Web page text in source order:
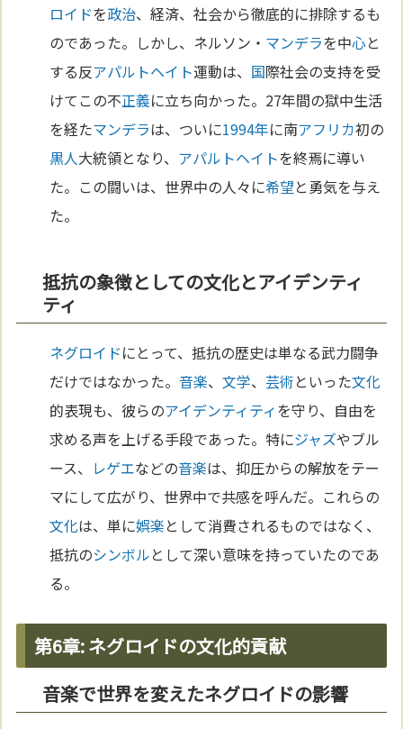
ロイドを政治、経済、社会から徹底的に排除するも
のであった。しかし、ネルソン・ マンデラを中心と
する反アパルトヘイト運動は、 国際社会の支持を受
けてこの不正義に立ち向かった。27年間の獄中生活
を経たマンデラは、ついに1994年に南アフリカ初の
黒人大統領となり、 アパルトヘイトを終焉に導い
た。この闘いは、世界中の人々に希望と勇気を与え
た。
抵抗の象徴としての文化とアイデンティ
ティ
ネグロイドにとって、抵抗の歴史は単なる武力闘争
だけではなかった。音楽、文学、芸術といった文化
的表現も、彼らのアイデンティティを守り、自由を
求める声を上げる手段であった。特にジャズやブル
ース、 レゲエなどの音楽は、抑圧からの解放をテー
マにして広がり、世界中で共感を呼んだ。これらの
文化は、単に娯楽として消費されるものではなく、
抵抗のシンボルとして深い意味を持っていたのであ
る。
第6章: ネグロイドの文化的貢献
音楽で世界を変えたネグロイドの影響